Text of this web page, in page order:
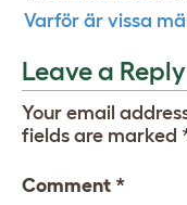
Varför är vissa
Leave a Reply
Your email
fields are marked
Comment *